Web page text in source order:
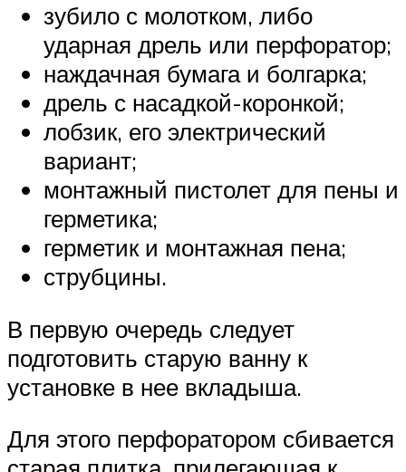
зубило с молотком, либо
ударная дрель или перфоратор;
наждачная бумага и болгарка;
дрель с насадкой-коронкой;
лобзик, его электрический
вариант;
монтажный пистолет для пены и
герметика;
герметик и монтажная пена;
струбцины.
В первую очередь следует
подготовить старую ванну к
установке в нее вкладыша.
Для этого перфоратором сбивается